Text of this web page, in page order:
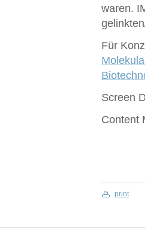
waren.
Für
Screen
Content
print